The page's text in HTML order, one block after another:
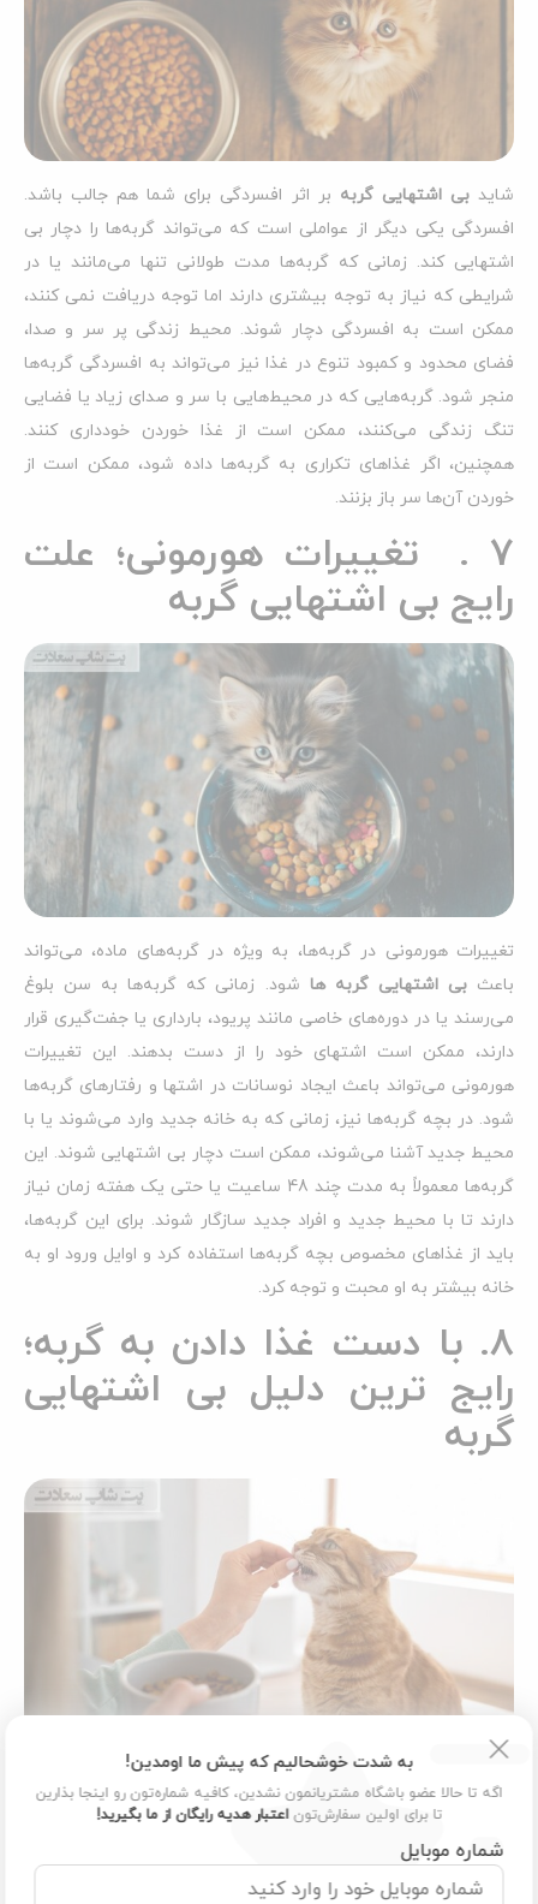
شایدبی اشتهایی گربه بر اثر افسردگی برای شما هم جالب باشد.
افسردگی یکی دیگر از عواملی است که می‌تواند گربه‌ها را دچار بی
اشتهایی کند. زمانی که گربه‌ها مدت طولانی تنها می‌مانند یا در
شرایطی که نیاز به توجه بیشتری دارند اما توجه دریافت نمی کنند،
ممکن است به افسردگی دچار شوند. محیط زندگی پر سر و صدا،
فضای محدود و کمبود تنوع در غذا نیز می‌تواند به افسردگی گربه‌ها
منجر شود. گربه‌هایی که در محیط‌هایی با سر و صدای زیاد یا فضایی
تنگ زندگی می‌کنند، ممکن است از غذا خوردن خودداری کنند.
همچنین، اگر غذاهای تکراری به گربه‌ها داده شود، ممکن است از
خوردن آن‌ها سر باز بزنند.
7 . تغییرات هورمونی؛ علت
رایج بی اشتهایی گربه
تغییرات هورمونی در گربه‌ها، به ویژه در گربه‌های ماده، می‌تواند
باعثبی اشتهایی گربه ها شود. زمانی که گربه‌ها به سن بلوغ
می‌رسند یا در دوره‌های خاصی مانند پریود، بارداری یا جفت‌گیری قرار
دارند، ممکن است اشتهای خود را از دست بدهند. این تغییرات
هورمونی می‌تواند باعث ایجاد نوسانات در اشتها و رفتارهای گربه‌ها
شود. در بچه گربه‌ها نیز، زمانی که به خانه جدید وارد می‌شوند یا با
محیط جدید آشنا می‌شوند، ممکن است دچار بی اشتهایی شوند. این
گربه‌ها معمولاً به مدت چند 48 ساعیت یا حتی یک هفته زمان نیاز
دارند تا با محیط جدید و افراد جدید سازگار شوند. برای این گربه‌ها،
باید از غذاهای مخصوص بچه گربه‌ها استفاده کرد و اوایل ورود او به
خانه بیشتر به او محبت و توجه کرد.
8. با دست غذا دادن به گربه؛
رایج ترین دلیل بی اشتهایی
گربه
غذا دادن با دست به گربه شاید در ابتدا جذاب به نظر برسد و حس
نزدیکی ایجاد کند، اما این کار باعث می‌شود گربه به حضور شما هنگام
به شدت خوشحالیم که پیش ما اومدین!
اگه تا حالا عضو باشگاه مشتریانمون نشدین، کافیه شماره‌تون رو اینجا بذارین
تا برای اولین سفارش‌توناعتبار هدیه رایگان از ما بگیرید!
شماره موبایل